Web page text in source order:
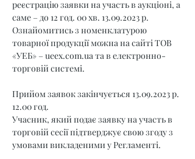
реєстрацію заявки на участь в аукціоні, а
саме – до 12 год. 00 хв. 13.09.2023 р.
Ознайомитись з номенклатурою
товарної продукції можна на сайті ТОВ
«УЕБ» – ueex.com.ua та в електронно-
торговій системі.
Прийом заявок закінчується 13.09.2023 р.
12.00 год.
Учасник, який подає заявку на участь в
торговій сесії підтверджує свою згоду з
умовами викладеними у Регламенті.